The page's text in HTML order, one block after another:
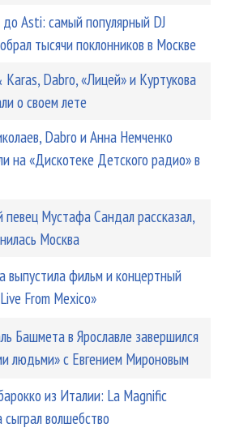
Asti: самый популярный DJ
тысячи поклонников в Москве
Dabro, «Лицей» и Куртукова
о своем лете
Dabro и Анна Немченко
на «Дискотеке Детского радио» в
певец Мустафа Сандал рассказал,
Москва
выпустила фильм и концертный
From Mexico»
Башмета в Ярославле завершился
людьми» с Евгением Мироновым
из Италии: La Magnific
сыграл волшебство